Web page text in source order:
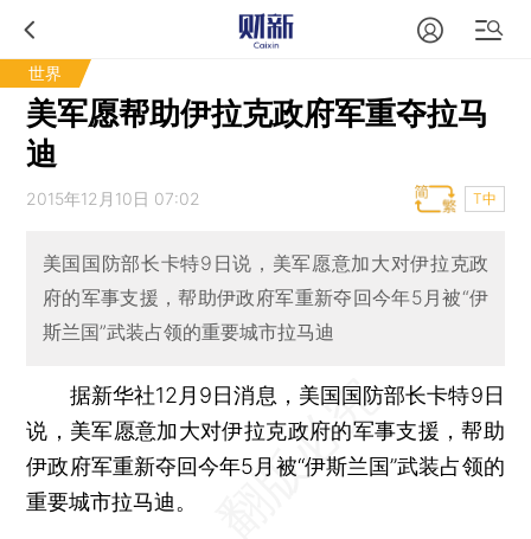
世界
美军愿帮助伊拉克政府军重夺拉马
迪
2015年12月10日 07:02 T中
美国国防部长卡特9日说，美军愿意加大对伊拉克政
府的军事支援，帮助伊政府军重新夺回今年5月被“伊
斯兰国”武装占领的重要城市拉马迪
据新华社12月9日消息，美国国防部长卡特9日
说，美军愿意加大对伊拉克政府的军事支援，帮助
伊政府军重新夺回今年5月被“伊斯兰国”武装占领的
重要城市拉马迪。